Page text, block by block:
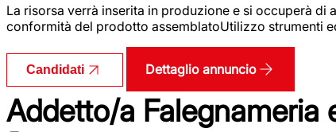
La risorsa verrà inserita in produzione e si occuperà
conformità del prodotto assemblatoUtilizzo strumenti
Candidati Dettaglio annuncio
Addetto/a Falegnameria